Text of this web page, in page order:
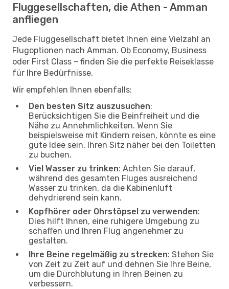
Fluggesellschaften, die Athen - Amman
anfliegen
Jede Fluggesellschaft bietet Ihnen eine Vielzahl an
Flugoptionen nach Amman. Ob Economy, Business
oder First Class – finden Sie die perfekte Reiseklasse
für Ihre Bedürfnisse.
Wir empfehlen Ihnen ebenfalls:
Den besten Sitz auszusuchen:
Berücksichtigen Sie die Beinfreiheit und die
Nähe zu Annehmlichkeiten. Wenn Sie
beispielsweise mit Kindern reisen, könnte es eine
gute Idee sein, Ihren Sitz näher bei den Toiletten
zu buchen.
Viel Wasser zu trinken: Achten Sie darauf,
während des gesamten Fluges ausreichend
Wasser zu trinken, da die Kabinenluft
dehydrierend sein kann.
Kopfhörer oder Ohrstöpsel zu verwenden:
Dies hilft Ihnen, eine ruhigere Umgebung zu
schaffen und Ihren Flug angenehmer zu
gestalten.
Ihre Beine regelmäßig zu strecken: Stehen Sie
von Zeit zu Zeit auf und dehnen Sie Ihre Beine,
um die Durchblutung in Ihren Beinen zu
verbessern.